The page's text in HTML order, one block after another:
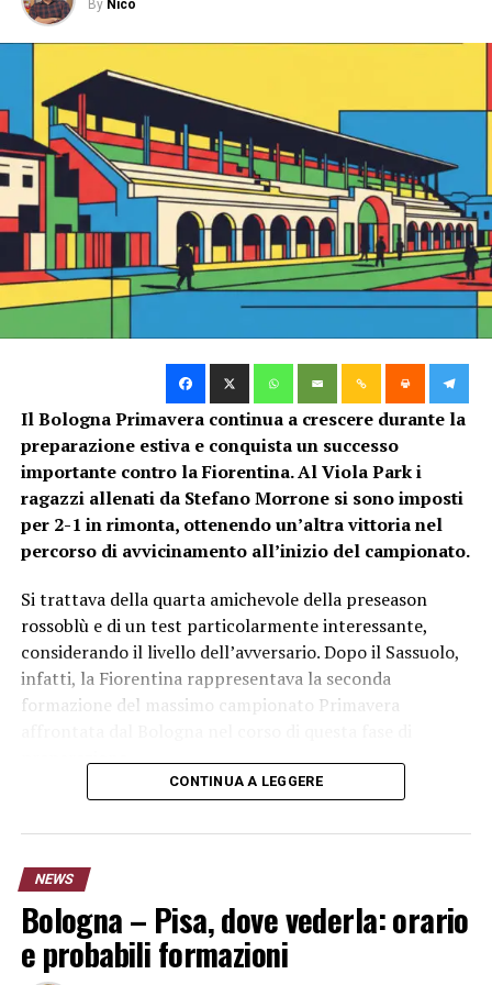
TAG: ATALANTA BOLOGNA
SUCCESSIVO
Atalanta – Bologna, le news da Casteldebole
DA NON PERDERE
Atalanta-Bologna: ecco quando si gioca
By Nico
Il Bologna Primavera continua a crescere durante la
preparazione estiva e conquista un successo
importante contro la Fiorentina. Al Viola Park i
ragazzi allenati da Stefano Morrone si sono imposti
per 2-1 in rimonta, ottenendo un’altra vittoria nel
percorso di avvicinamento all’inizio del campionato.
Si trattava della quarta amichevole della preseason
rossoblù e di un test particolarmente interessante,
considerando il livello dell’avversario. Dopo il Sassuolo,
infatti, la Fiorentina rappresentava la seconda
formazione del massimo campionato Primavera
preparazione.
Bologna Primavera-Fiorentina 2-1:
rossoblù in rimonta
La partita non era iniziata nel migliore dei modi per il
Bologna. LaFiorentina U20 è passata in vantaggio
grazie a un calcio di rigore trasformato da Jallow
CONTINUA A LEGGERE
NEWS
Bologna – Pisa, dove vederla: orario
e probabili formazioni